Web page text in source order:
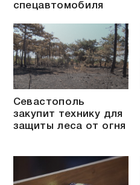
спецавтомобиля
Севастополь
закупит технику для
защиты леса от огня